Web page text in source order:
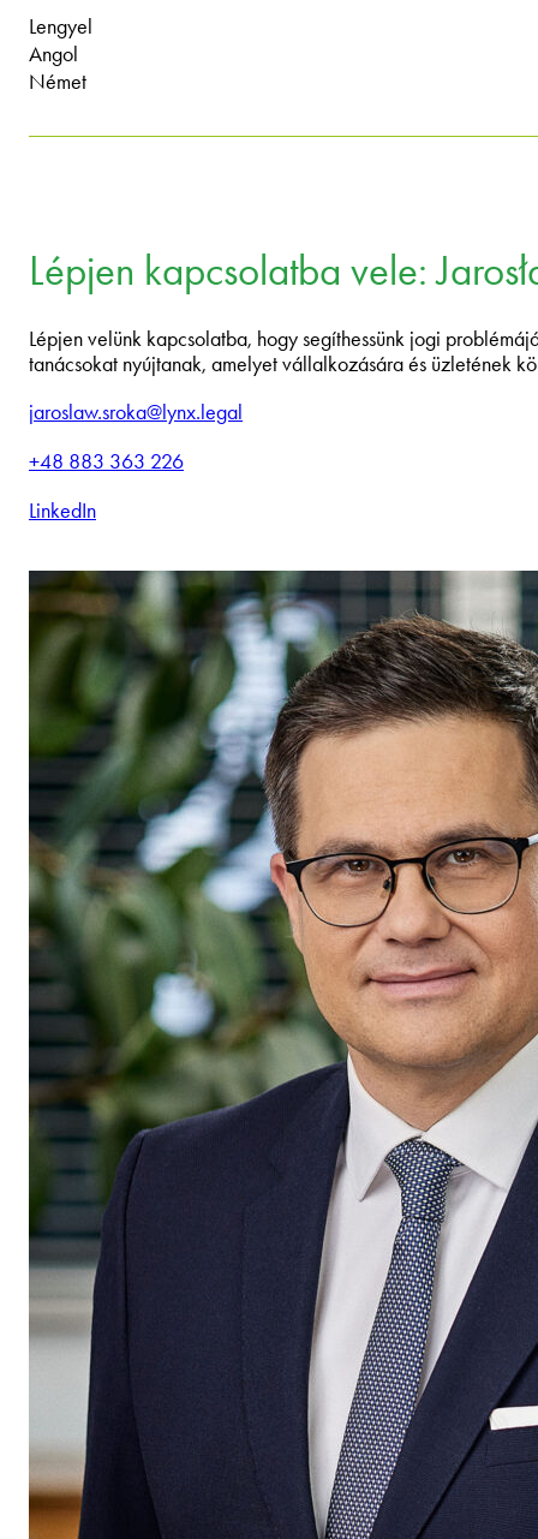
Lengyel
Angol
Német
Lépjen kapcsolatba vele:
Lépjen velünk kapcsolatba, hogy segíthessünk jogi
tanácsokat nyújtanak, amelyet vállalkozására és üzletének
jaroslaw.sroka@lynx.legal
+48 883 363 226
LinkedIn